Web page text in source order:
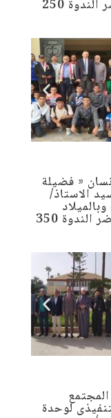
أقيمت يوم 19 / 10 / 2022 وحضر الندوة 250
« فضيلة
الاستاذ/
شنوده ميلاد ميخائيل مرقص وحضر الندوة 350
لوحدة